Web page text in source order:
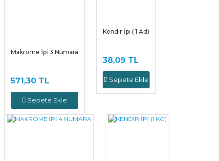
Makrome İpi 3 Numara
571,30 TL
Sepete Ekle
Kendir İpi ( 1 Ad)
38,09 TL
Sepete Ekle